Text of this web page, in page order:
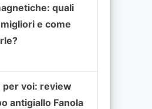
quali
e come
per voi: review
antigiallo Fanola